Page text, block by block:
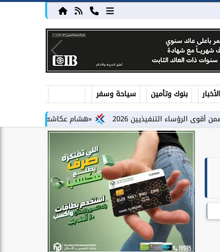
بنوك وتأمين
سياحة وسفر
«هشام عكاشه» ضمن قائمة ”فوربس الشرق الأوسط” لأقوي
2026